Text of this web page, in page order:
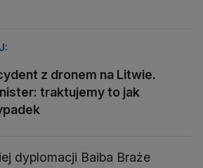
z dronem na Litwie.
traktujemy to jak
dyplomacji Baiba Braże